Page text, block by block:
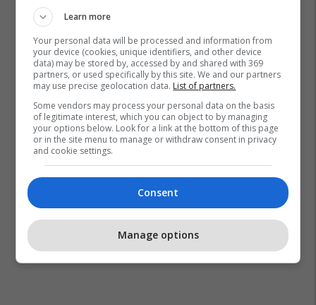
Learn more
Your personal data will be processed and information from
your device (cookies, unique identifiers, and other device
data) may be stored by, accessed by and shared with 369
partners, or used specifically by this site. We and our partners
may use precise geolocation data. List of partners.
Some vendors may process your personal data on the basis
of legitimate interest, which you can object to by managing
your options below. Look for a link at the bottom of this page
or in the site menu to manage or withdraw consent in privacy
and cookie settings.
Consent
Manage options